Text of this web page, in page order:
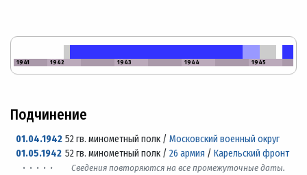
1941 1942 1943 1944 1945
Подчинение
01.04.194252 гв. минометный полк /Московский военный округ
01.05.194252 гв. минометный полк /26 армия /Карельский фронт
· · · · ·
Сведения повторяются на все промежуточные даты.